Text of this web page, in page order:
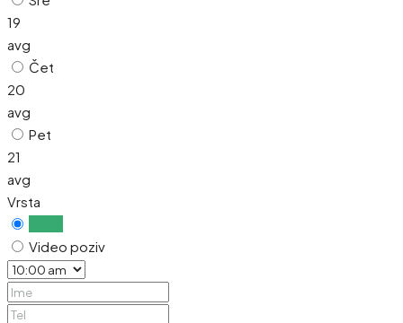
19
avg
Čet
20
avg
Pet
21
avg
Vrsta
Video poziv